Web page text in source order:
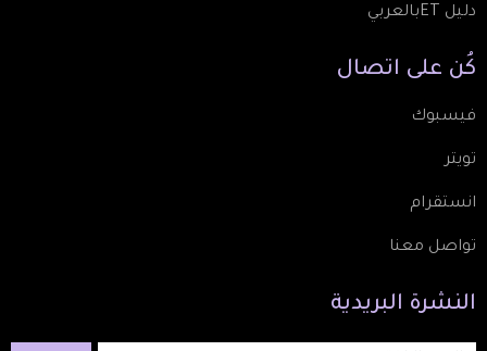
دليل ETبالعربي
كُن على اتصال
فيسبوك
تويتر
انستقرام
تواصل معنا
النشرة البريدية